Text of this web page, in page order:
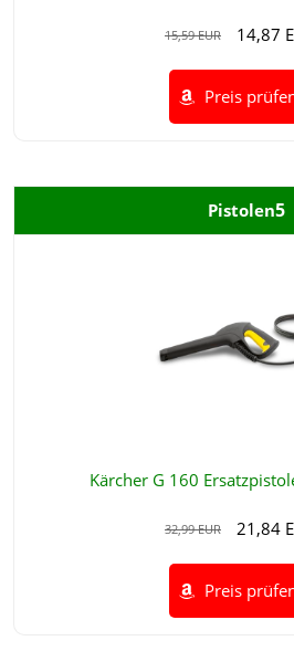
15,59 EUR 14,87
Preis
Pistolen5
Kärcher G 160
32,99 EUR 21,84
Preis